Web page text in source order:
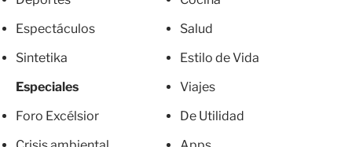
Espectáculos
Sintetika
Especiales
Foro Excélsior
Salud
Estilo de Vida
Viajes
De Utilidad